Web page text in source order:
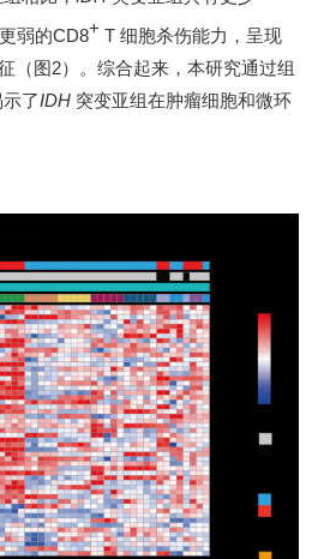
弱的CD8+ T 细胞杀伤能力，呈现
（图2）。综合起来，本研究通过组
了IDH 突变亚组在肿瘤细胞和微环